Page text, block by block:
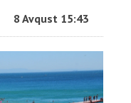
8 Avqust 15:43